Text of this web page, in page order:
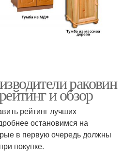
раковин
и обзор
рейтинг лучших
остановимся на
в первую очередь должны
покупке.